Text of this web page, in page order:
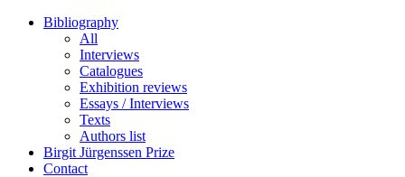
Bibliography
All
Interviews
Catalogues
Exhibition reviews
Essays / Interviews
Texts
Authors list
Birgit Jürgenssen Prize
Contact